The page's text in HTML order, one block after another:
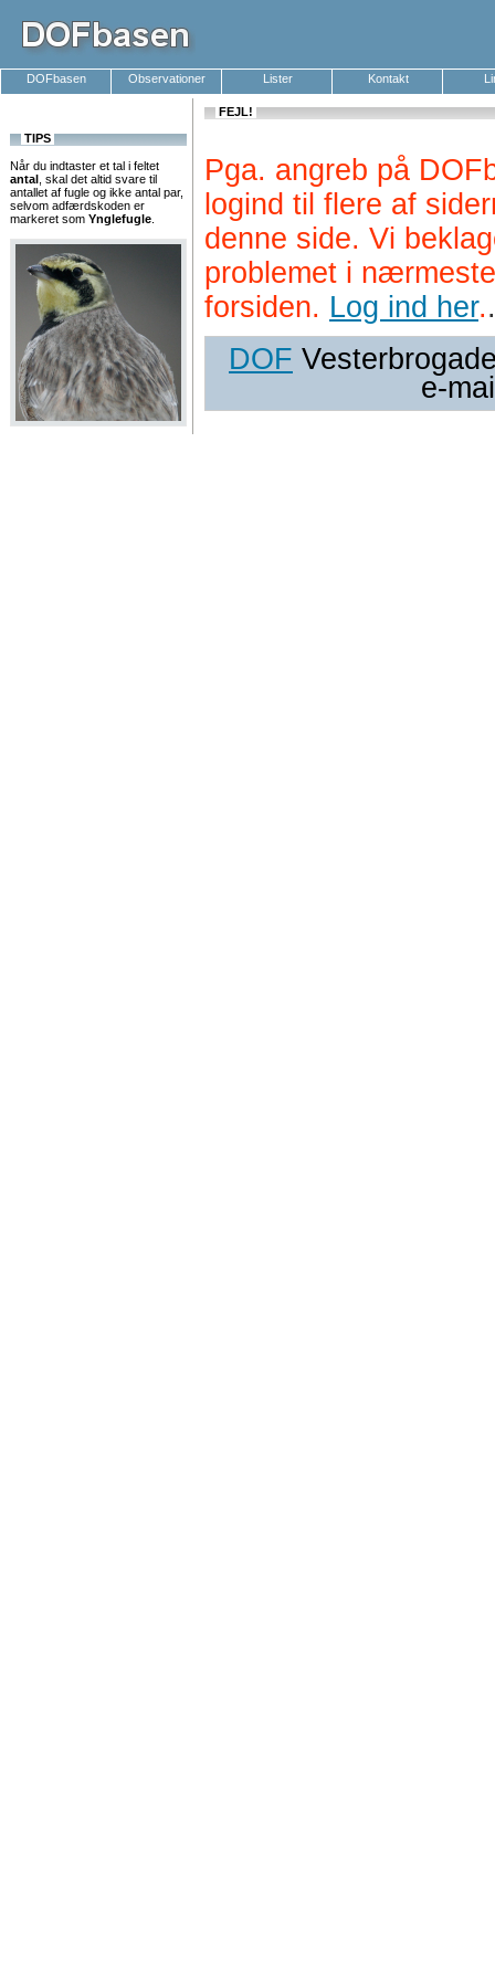
DOFbasen Observationer Lister Kontakt
TIPS
Når du indtaster et tal i feltet
antal , skal det altid svare til
antallet af fugle og ikke antal par,
selvom adfærdskoden er
markeret som Ynglefugle
FEJL!
Pga. angreb på
logind til flere af
denne side. Vi
problemet i
forsiden. Log ind her..
DOF
e-